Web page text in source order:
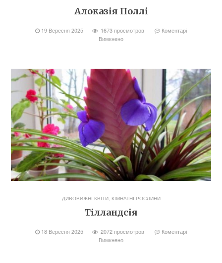
Алоказія Поллі
19 Вересня 2025 1673 просмотров
Коментарі
Вимкнено
ДИВОВИЖНІ КВІТИ, КІМНАТНІ РОСЛИНИ
Тілландсія
18 Вересня 2025 2072 просмотров
Коментарі
Вимкнено